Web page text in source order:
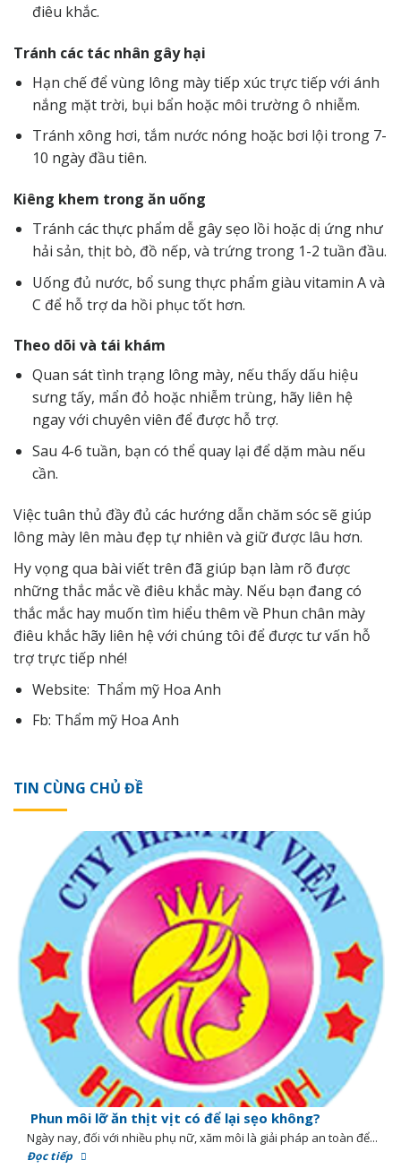
điêu khắc.
Tránh các tác nhân gây hại
Hạn chế để vùng lông mày tiếp xúc trực tiếp với ánh
nắng mặt trời, bụi bẩn hoặc môi trường ô nhiễm.
Tránh xông hơi, tắm nước nóng hoặc bơi lội trong 7-
10 ngày đầu tiên.
Kiêng khem trong ăn uống
Tránh các thực phẩm dễ gây sẹo lồi hoặc dị ứng như
hải sản, thịt bò, đồ nếp, và trứng trong 1-2 tuần đầu.
Uống đủ nước, bổ sung thực phẩm giàu vitamin A và
C để hỗ trợ da hồi phục tốt hơn.
Theo dõi và tái khám
Quan sát tình trạng lông mày, nếu thấy dấu hiệu
sưng tấy, mẩn đỏ hoặc nhiễm trùng, hãy liên hệ
ngay với chuyên viên để được hỗ trợ.
Sau 4-6 tuần, bạn có thể quay lại để dặm màu nếu
cần.
Việc tuân thủ đầy đủ các hướng dẫn chăm sóc sẽ giúp
lông mày lên màu đẹp tự nhiên và giữ được lâu hơn.
Hy vọng qua bài viết trên đã giúp bạn làm rõ được
những thắc mắc về điêu khắc mày. Nếu bạn đang có
thắc mắc hay muốn tìm hiểu thêm về Phun chân mày
điêu khắc hãy liên hệvới chúng tôi để được tư vấn hỗ
trợ trực tiếp nhé!
Website: Thẩm mỹ Hoa Anh
Fb: Thẩm mỹ Hoa Anh
TIN CÙNG CHỦ ĐỀ
Phun môi lỡ ăn thịt vịt có để lại sẹo không?
Ngày nay, đối với nhiều phụ nữ, xăm môi là giải pháp an toàn để...
Đọc tiếp